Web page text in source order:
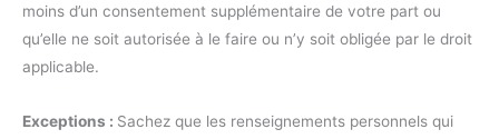
moins d’un consentement supplémentaire de votre part ou
qu’elle ne soit autorisée à le faire ou n’y soit obligée par le droit
applicable.
Exceptions : Sachez que les renseignements personnels qui